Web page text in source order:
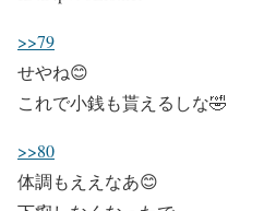
>>79
せやね😊
これで小銭も貰えるしな🤣
>>80
体調もええなあ😊